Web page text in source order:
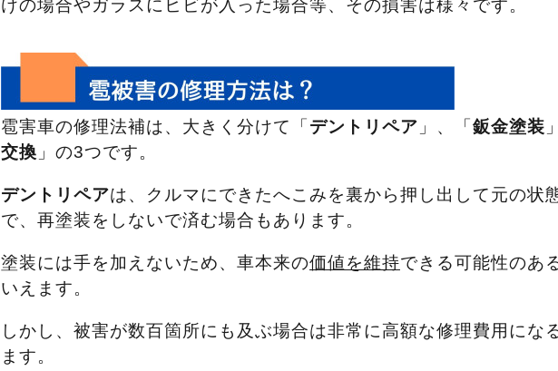
けの場合やガラスにヒビが入った場合等、その損害は様々です。
雹害車の修理法補は、大きく分けて「デントリペア 」、「鈑金塗装
交換 」の3つです。
デントリペアは、クルマにできたへこみを裏から押し出して元の状
で、再塗装をしないで済む場合もあります。
塗装には手を加えないため、車本来の価値を維持できる可能性のあ
いえます。
しかし、被害が数百箇所にも及ぶ場合は非常に高額な修理費用にな
ます。